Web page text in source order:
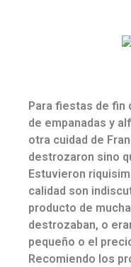
Para fiestas de fin
de empanadas y
otra cuidad de
destrozaron sino
Estuvieron
calidad son
producto de
destrozaban, o
pequeño o el
Recomiendo los